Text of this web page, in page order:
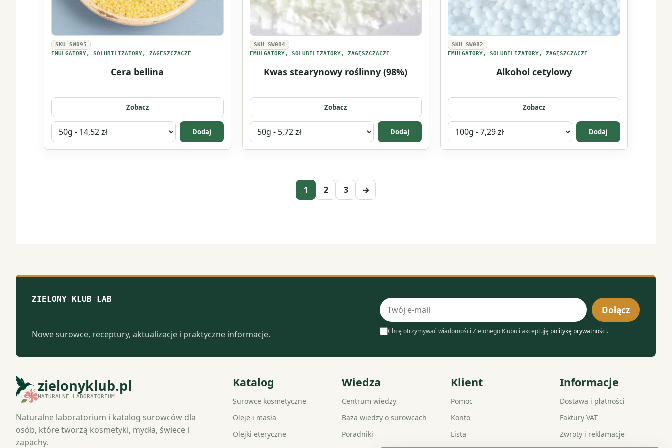
SKU SW095
EMULGATORY, SOLUBILIZATORY, ZAGĘSZCZACZE
Cera bellina
Zobacz
Wybierz
wariant
produktu
Dodaj
SKU SW084
EMULGATORY, SOLUBILIZATORY, ZAGĘSZCZACZE
Kwas stearynowy roślinny (98%)
Zobacz
Wybierz
wariant
produktu
Dodaj
SKU SW082
EMULGATORY, SOLUBILIZATORY, ZAGĘSZCZACZE
Alkohol cetylowy
Zobacz
Wybierz
wariant
produktu
Dodaj
1 2 3 →
ZIELONY KLUB LAB
Nowe surowce, receptury, aktualizacje i praktyczne informacje.
Adres
e-
mail
Dołącz
Chcę otrzymywać wiadomości Zielonego Klubu i akceptuję politykę prywatności.
zielonyklub.pl
NATURALNE LABORATORIUM
Naturalne laboratorium i katalog surowców dla
osób, które tworzą kosmetyki, mydła, świece i
zapachy.
Katalog
Surowce kosmetyczne
Oleje i masła
Olejki eteryczne
Wiedza
Centrum wiedzy
Baza wiedzy o surowcach
Poradniki
Klient
Pomoc
Konto
Lista
Informacje
Dostawa i płatności
Faktury VAT
Zwroty i reklamacje